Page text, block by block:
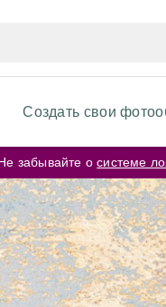
ФОТООБОЕВ
мира
стена
Создать свои
забывайте осистеме